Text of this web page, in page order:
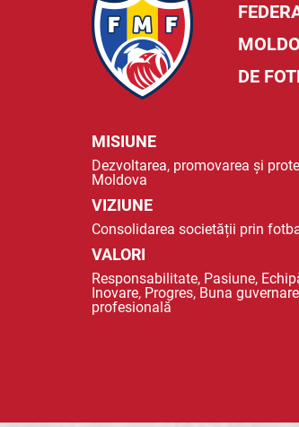
DE
MISIUNE
Dezvoltarea, promovarea și
Moldova
VIZIUNE
Consolidarea societății prin
VALORI
Responsabilitate, Pasiune,
Inovare, Progres, Buna
profesională